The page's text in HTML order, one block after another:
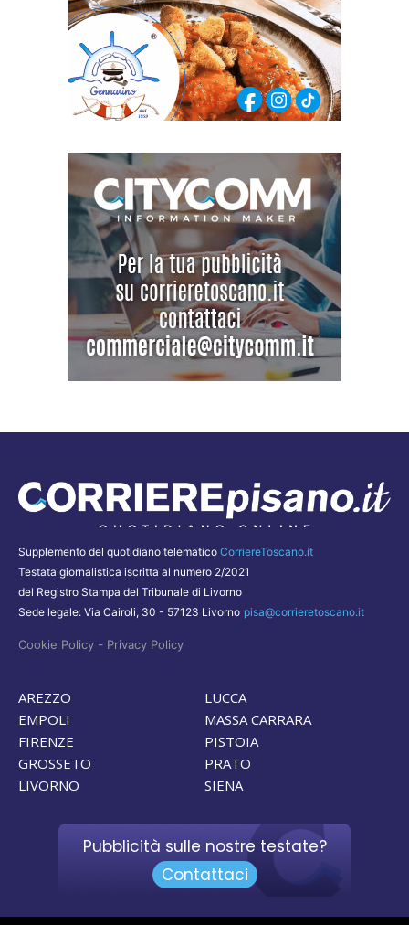
Supplemento del quotidiano telematico CorriereToscano.it
Testata giornalistica iscritta al numero 2/2021
del Registro Stampa del Tribunale di Livorno
Sede legale: Via Cairoli, 30 - 57123 Livorno pisa@corrieretoscano.it
Cookie Policy - Privacy Policy
AREZZO
EMPOLI
FIRENZE
GROSSETO
LIVORNO
LUCCA
MASSA CARRARA
PISTOIA
PRATO
SIENA
Pubblicità sulle nostre testate?
Contattaci